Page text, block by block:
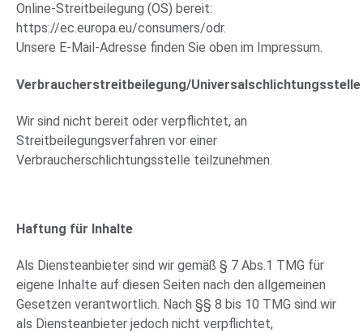
Online-Streitbeilegung (OS) bereit:
https://ec.europa.eu/consumers/odr.
Unsere E-Mail-Adresse finden Sie oben im Impressum.
Verbraucherstreitbeilegung/Universalschlichtungsstelle
Wir sind nicht bereit oder verpflichtet, an
Streitbeilegungsverfahren vor einer
Verbraucherschlichtungsstelle teilzunehmen.
Haftung für Inhalte
Als Diensteanbieter sind wir gemäß § 7 Abs.1 TMG für
eigene Inhalte auf diesen Seiten nach den allgemeinen
Gesetzen verantwortlich. Nach §§ 8 bis 10 TMG sind wir
als Diensteanbieter jedoch nicht verpflichtet,